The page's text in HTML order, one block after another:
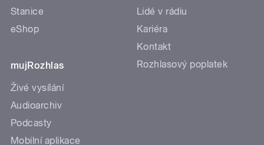
Stanice
eShop
mujRozhlas
Živé vysílání
Audioarchiv
Podcasty
Mobilní aplikace
Lidé v rádiu
Kariéra
Kontakt
Rozhlasový poplatek